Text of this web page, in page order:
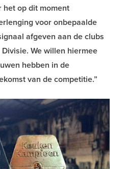
het op dit moment
voor onbepaalde
afgeven aan de clubs
We willen hiermee
hebben in de
van de competitie.”